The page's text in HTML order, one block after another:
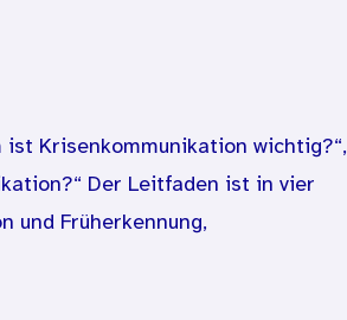
ist Krisenkommunikation wichtig?“,
Der Leitfaden ist in vier
und Früherkennung,
auf.